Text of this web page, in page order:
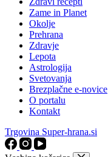
Zame in Planet
Okolje
Prehrana
Zdravje
Lepota
Astrologija
Svetovanja
Brezplačne e-novice
O portalu
Kontakt
Trgovina Super-hrana.si